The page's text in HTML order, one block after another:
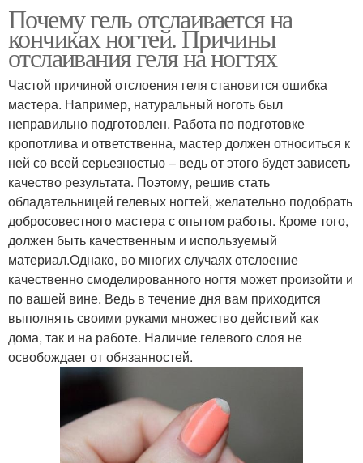
Почему гель отслаивается на
кончиках ногтей. Причины
отслаивания геля на ногтях
Частой причиной отслоения геля становится ошибка
мастера. Например, натуральный ноготь был
неправильно подготовлен. Работа по подготовке
кропотлива и ответственна, мастер должен относиться к
ней со всей серьезностью – ведь от этого будет зависеть
качество результата. Поэтому, решив стать
обладательницей гелевых ногтей, желательно подобрать
добросовестного мастера с опытом работы. Кроме того,
должен быть качественным и используемый
материал.Однако, во многих случаях отслоение
качественно смоделированного ногтя может произойти и
по вашей вине. Ведь в течение дня вам приходится
выполнять своими руками множество действий как
дома, так и на работе. Наличие гелевого слоя не
освобождает от обязанностей.